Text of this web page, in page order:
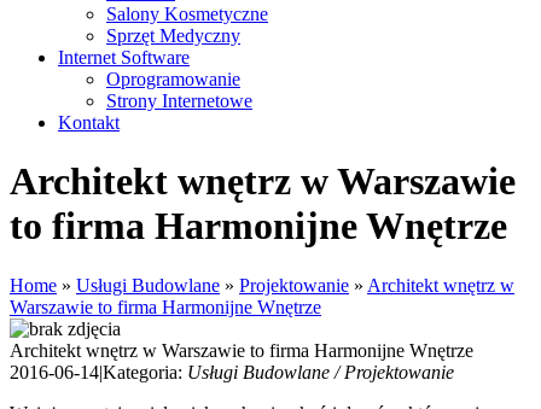
Salony Kosmetyczne
Sprzęt Medyczny
Internet Software
Oprogramowanie
Strony Internetowe
Kontakt
Architekt wnętrz w Warszawie
to firma Harmonijne Wnętrze
Home » Usługi Budowlane » Projektowanie » Architekt wnętrz w
Warszawie to firma Harmonijne Wnętrze
Architekt wnętrz w Warszawie to firma Harmonijne Wnętrze
2016-06-14|Kategoria: Usługi Budowlane / Projektowanie